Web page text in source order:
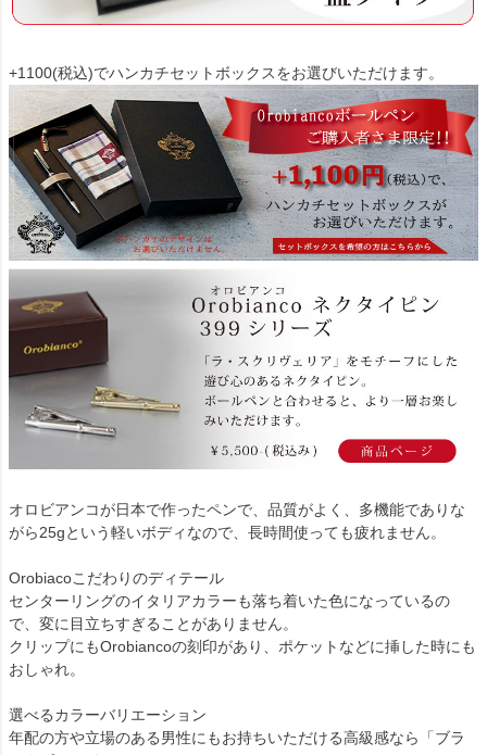
+1100(税込)でハンカチセットボックスをお選びいただけます。
オロビアンコが日本で作ったペンで、品質がよく、多機能でありな
がら25gという軽いボディなので、長時間使っても疲れません。
Orobiacoこだわりのディテール
センターリングのイタリアカラーも落ち着いた色になっているの
で、変に目立ちすぎることがありません。
クリップにもOrobiancoの刻印があり、ポケットなどに挿した時にも
おしゃれ。
選べるカラーバリエーション
年配の方や立場のある男性にもお持ちいただける高級感なら「ブラ